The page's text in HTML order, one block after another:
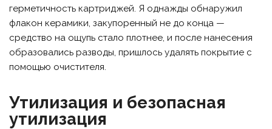
герметичность картриджей. Я однажды обнаружил
флакон керамики, закупоренный не до конца —
средство на ощупь стало плотнее, и после нанесения
образовались разводы, пришлось удалять покрытие с
помощью очистителя.
Утилизация и безопасная
утилизация